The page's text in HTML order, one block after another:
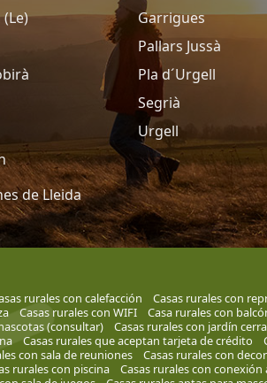
Garrigues
Pallars Jussà
Pla d´Urgell
Segrià
Urgell
de Lleida
rurales con calefacción Casas rurales con
Casas rurales con WIFI Casa rurales con
(consultar) Casas rurales con jardín
Casas rurales que aceptan tarjeta de crédito
con sala de reuniones Casas rurales con
rurales con piscina Casas rurales con